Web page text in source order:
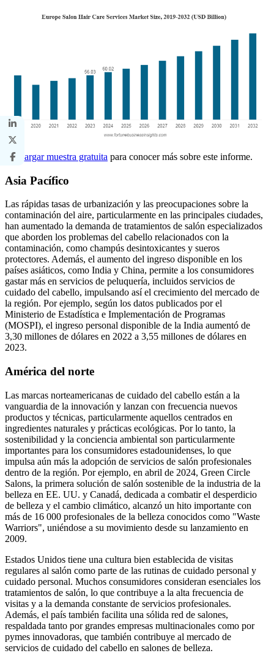
Descargar muestra gratuita para conocer más sobre este informe.
Asia Pacífico
Las rápidas tasas de urbanización y las preocupaciones sobre la
contaminación del aire, particularmente en las principales ciudades,
han aumentado la demanda de tratamientos de salón especializados
que aborden los problemas del cabello relacionados con la
contaminación, como champús desintoxicantes y sueros
protectores. Además, el aumento del ingreso disponible en los
países asiáticos, como India y China, permite a los consumidores
gastar más en servicios de peluquería, incluidos servicios de
cuidado del cabello, impulsando así el crecimiento del mercado de
la región. Por ejemplo, según los datos publicados por el
Ministerio de Estadística e Implementación de Programas
(MOSPI), el ingreso personal disponible de la India aumentó de
3,30 millones de dólares en 2022 a 3,55 millones de dólares en
2023.
América del norte
Las marcas norteamericanas de cuidado del cabello están a la
vanguardia de la innovación y lanzan con frecuencia nuevos
productos y técnicas, particularmente aquellos centrados en
ingredientes naturales y prácticas ecológicas. Por lo tanto, la
sostenibilidad y la conciencia ambiental son particularmente
importantes para los consumidores estadounidenses, lo que
impulsa aún más la adopción de servicios de salón profesionales
dentro de la región. Por ejemplo, en abril de 2024, Green Circle
Salons, la primera solución de salón sostenible de la industria de la
belleza en EE. UU. y Canadá, dedicada a combatir el desperdicio
de belleza y el cambio climático, alcanzó un hito importante con
más de 16 000 profesionales de la belleza conocidos como "Waste
Warriors", uniéndose a su movimiento desde su lanzamiento en
2009.
Estados Unidos tiene una cultura bien establecida de visitas
regulares al salón como parte de las rutinas de cuidado personal y
cuidado personal. Muchos consumidores consideran esenciales los
tratamientos de salón, lo que contribuye a la alta frecuencia de
visitas y a la demanda constante de servicios profesionales.
Además, el país también facilita una sólida red de salones,
respaldada tanto por grandes empresas multinacionales como por
pymes innovadoras, que también contribuye al mercado de
servicios de cuidado del cabello en salones de belleza.